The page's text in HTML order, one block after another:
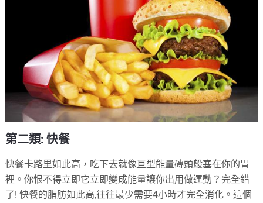
第二類: 快餐
快餐卡路里如此高，吃下去就像巨型能量磚頭般塞在你的胃
裡。你恨不得立即它立即變成能量讓你出用做運動？完全錯
了! 快餐的脂肪如此高,往往最少需要4小時才完全消化。這個